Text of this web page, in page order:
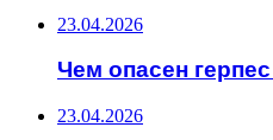
23.04.2026
Чем опасен
23.04.2026